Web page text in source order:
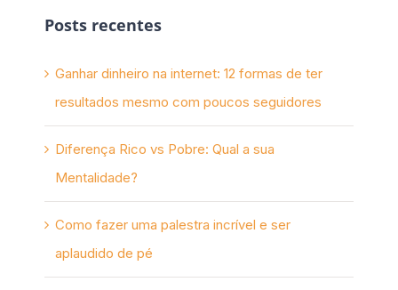
Posts recentes
Ganhar dinheiro na internet: 12 formas de ter
resultados mesmo com poucos seguidores
Diferença Rico vs Pobre: Qual a sua
Mentalidade?
Como fazer uma palestra incrível e ser
aplaudido de pé